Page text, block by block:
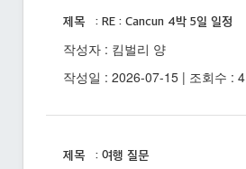
제목 : RE : Cancun 4박 5일 일정
작성자 : 킴벌리 양
작성일 : 2026-07-15 | 조회수 : 4
제목 : 여행 질문